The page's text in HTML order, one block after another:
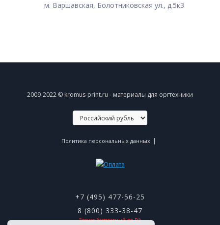
м. Варшавская, Болотниковская ул., д.5к3
2009-2022 © kromus-print.ru - материалы для оргтехники
Политика персональных данных |
+7 (495) 477-56-25
8 (800) 333-38-47
Звонок бесплатный по РФ